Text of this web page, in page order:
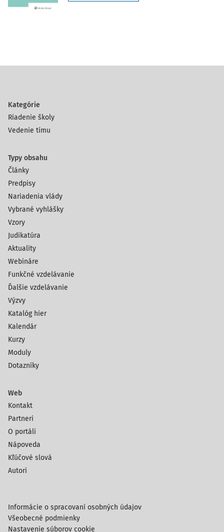
Kategórie
Riadenie školy
Vedenie tímu
Typy obsahu
Články
Predpisy
Nariadenia vlády
Vybrané vyhlášky
Vzory
Judikatúra
Aktuality
Webináre
Funkčné vzdelávanie
Ďalšie vzdelávanie
Výzvy
Katalóg hier
Kalendár
Kurzy
Moduly
Dotazníky
Web
Kontakt
Partneri
O portáli
Nápoveda
Kľúčové slová
Autori
Informácie o spracovaní osobných údajov
Všeobecné podmienky
Nastavenie súborov cookie